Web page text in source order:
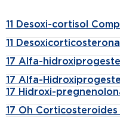
11 Desoxi-cortisol
11 Desoxicorticosterona
17 Alfa-
17 Alfa-
17 Hidroxi-
17 Oh